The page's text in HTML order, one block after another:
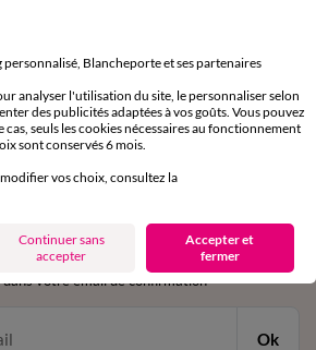
téléphone
du lundi au samedi
à la newsletter
dès 20€ d’achat
votre email de confirmation
Ok
Blancheporte et ses partenaires
analyser l'utilisation du site, le personnaliser selon
des publicités adaptées à vos goûts. Vous pouvez
cas, seuls les cookies nécessaires au fonctionnement
sont conservés 6 mois.
vos choix, consultez la
Continuer sans
accepter
Accepter et
fermer